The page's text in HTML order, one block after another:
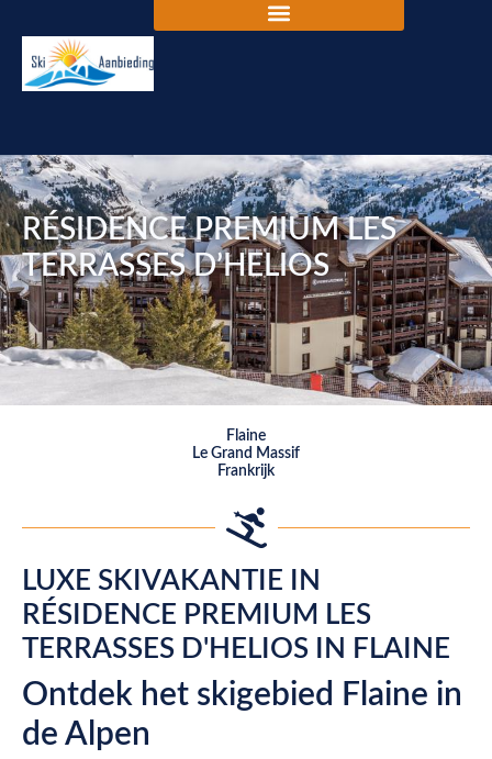
RÉSIDENCE PREMIUM LES
TERRASSES D’HELIOS
Flaine
Le Grand Massif
Frankrijk
LUXE SKIVAKANTIE IN
RÉSIDENCE PREMIUM LES
TERRASSES D'HELIOS IN FLAINE
Ontdek het skigebied Flaine in
de Alpen